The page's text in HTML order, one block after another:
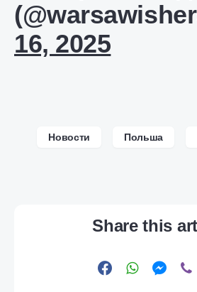
16, 2025
Новости Польша
Share this